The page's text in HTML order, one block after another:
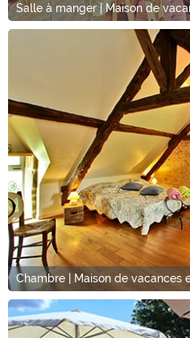
Salle à manger | Maison de
Chambre | Maison de vacances